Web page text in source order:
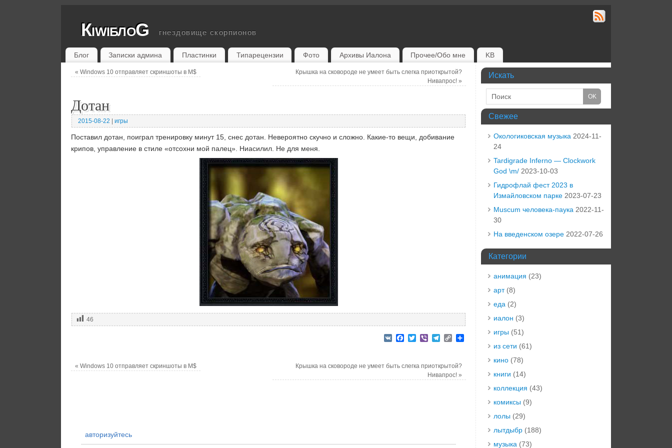
КiwiблоG гнездовище скорпионов
Блог Записки админа Пластинки Типарецензии Фото Архивы Иалона Прочее/Обо мне KB
« Windows 10 отправляет скриншоты в M$
Крышка на сковороде не умеет быть слегка приоткрытой?
Нивапрос!»
Дотан
2015-08-22 | игры
Поставил дотан, поиграл тренировку минут 15, снес дотан. Невероятно скучно и сложно. Какие-то вещи, добивание
крипов, управление в стиле «отсохни мой палец». Ниасилил. Не для меня.
46
VK Facebook
TwitterViberTelegram
CopyОтправить
« Windows 10 отправляет скриншоты в M$
Крышка на сковороде не умеет быть слегка приоткрытой?
Нивапрос!»
авторизуйтесь
Искать
Свежее
Окологиковская музыка 2024-11-
24
Tardigrade Inferno — Clockwork
God \m/ 2023-10-03
Гидрофлай фест 2023 в
Измайловском парке 2023-07-23
Muscum человека-паука 2022-11-
30
На введенском озере 2022-07-26
Категории
анимация (23)
арт(8)
еда (2)
иалон (3)
игры (51)
из сети (61)
кино (78)
книги (14)
коллекция (43)
комиксы (9)
лолы (29)
лытдыбр (188)
музыка (73)